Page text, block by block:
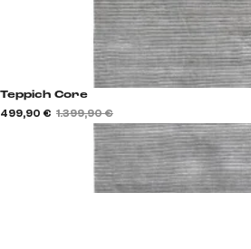
Teppich Core
499,90 € 1.399,90 €